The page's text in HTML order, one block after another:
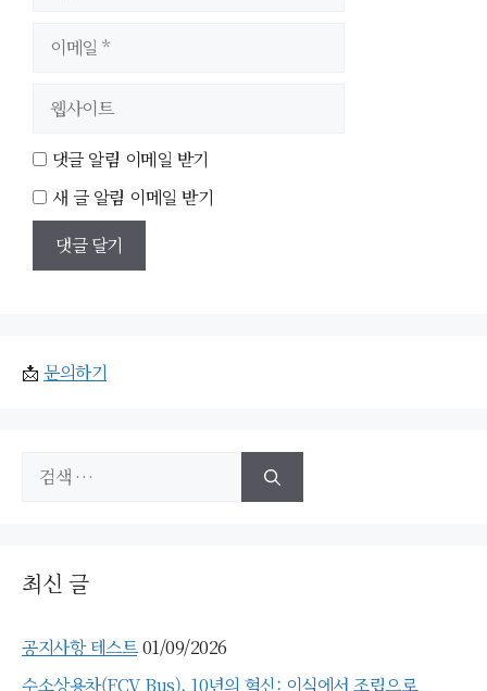
이
트
댓글 알림 이메일 받기
새 글 알림 이메일 받기
📩 문의하기
최신 글
공지사항 테스트 01/09/2026
수소상용차(FCV Bus), 10년의 혁신: 이식에서 조립으로